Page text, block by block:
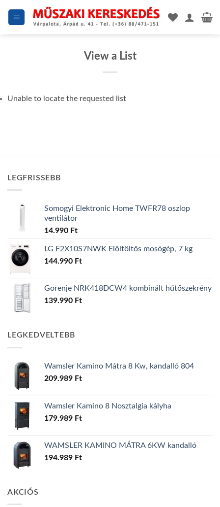
View a List
Unable to locate the requested list
LEGFRISSEBB
Somogyi Elektronic Home TWFR78 oszlop
ventilátor
14.990 Ft
LG F2X10S7NWK Elöltöltős mosógép, 7 kg
144.990 Ft
Gorenje NRK418DCW4 kombinált hűtőszekrény
139.990 Ft
LEGKEDVELTEBB
Wamsler Kamino Mátra 8 Kw, kandalló 804
209.989 Ft
Wamsler Kamino 8 Nosztalgia kályha
179.989 Ft
WAMSLER KAMINO MÁTRA 6KW kandalló
194.989 Ft
AKCIÓS